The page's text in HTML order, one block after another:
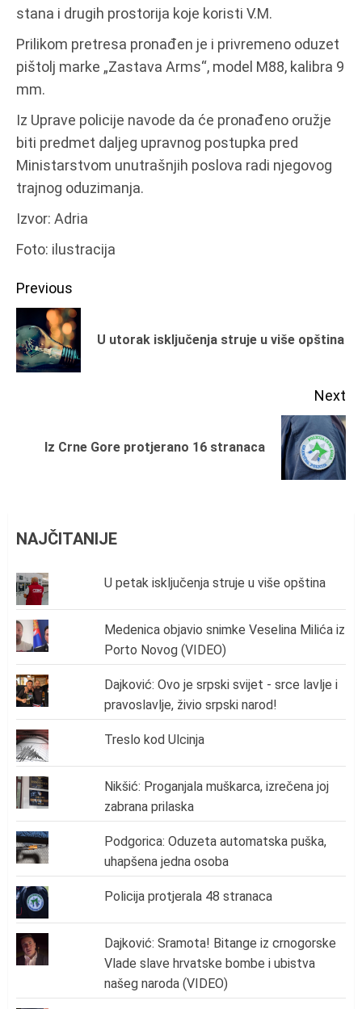
stana i drugih prostorija koje koristi V.M.
Prilikom pretresa pronađen je i privremeno oduzet
pištolj marke „Zastava Arms“, model M88, kalibra 9
mm.
Iz Uprave policije navode da će pronađeno oružje
biti predmet daljeg upravnog postupka pred
Ministarstvom unutrašnjih poslova radi njegovog
trajnog oduzimanja.
Izvor: Adria
Foto: ilustracija
Continue
Reading
Previous
U utorak isključenja struje u više opština
Next
NextIz Crne Gore protjerano 16 stranaca
NAJČITANIJE
U petak isključenja struje u više opština
Medenica objavio snimke Veselina Milića iz
Porto Novog (VIDEO)
Dajković: Ovo je srpski svijet - srce lavlje i
pravoslavlje, živio srpski narod!
Treslo kod Ulcinja
Nikšić: Proganjala muškarca, izrečena joj
zabrana prilaska
Podgorica: Oduzeta automatska puška,
uhapšena jedna osoba
Policija protjerala 48 stranaca
Dajković: Sramota! Bitange iz crnogorske
Vlade slave hrvatske bombe i ubistva
našeg naroda (VIDEO)